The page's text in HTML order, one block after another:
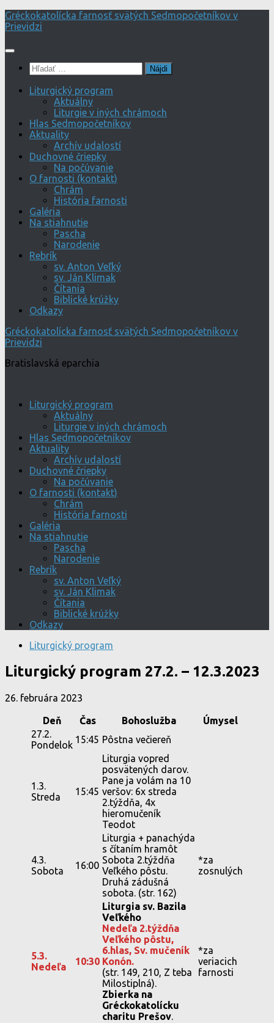
Preskočiť
na
Gréckokatolícka farnosť svätých Sedmopočetníkov v
Prievidzi
Hľadať:
Liturgický program
Aktuálny
Liturgie v iných chrámoch
Hlas Sedmopočetníkov
Aktuality
Archív udalostí
Duchovné čriepky
Na počúvanie
O farnosti (kontakt)
Chrám
História farnosti
Galéria
Na stiahnutie
Pascha
Narodenie
Rebrík
sv. Anton Veľký
sv. Ján Klimak
Čítania
Biblické krúžky
Odkazy
Gréckokatolícka farnosť svätých Sedmopočetníkov v
Prievidzi
Bratislavská eparchia
Liturgický program
Aktuálny
Liturgie v iných chrámoch
Hlas Sedmopočetníkov
Aktuality
Archív udalostí
Duchovné čriepky
Na počúvanie
O farnosti (kontakt)
Chrám
História farnosti
Galéria
Na stiahnutie
Pascha
Narodenie
Rebrík
sv. Anton Veľký
sv. Ján Klimak
Čítania
Biblické krúžky
Odkazy
Liturgický program
Liturgický program 27.2. – 12.3.2023
26. februára 2023
Deň Čas Bohoslužba
Úmysel
27.2.
Pondelok 15:45 Pôstna večiereň
1.3.
Streda
15:45
Liturgia vopred
posvätených darov.
Pane ja volám na 10
veršov: 6x streda
2.týždňa, 4x
hieromučeník
Teodot
4.3.
Sobota
16:00
Liturgia + panachýda
s čítaním hramôt
Sobota 2.týždňa
Veľkého pôstu.
Druhá zádušná
sobota. (str. 162)
*za
zosnulých
5.3.
Nedeľa
10:30
Liturgia sv. Bazila
Veľkého
Nedeľa 2.týždňa
Veľkého pôstu,
6.hlas, Sv. mučeník
Konón.
(str. 149, 210, Z teba
Milostiplná).
Zbierka na
Gréckokatolícku
charitu Prešov.
*za
veriacich
farnosti